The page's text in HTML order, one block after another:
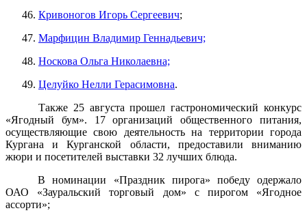
46. Кривоногов Игорь Сергеевич;
47. Марфицин Владимир Геннадьевич;
48. Носкова Ольга Николаевна;
49. Целуйко Нелли Герасимовна.
Также 25 августа прошел гастрономический конкурс
«Ягодный бум». 17 организаций общественного питания,
осуществляющие свою деятельность на территории города
Кургана и Курганской области, предоставили вниманию
жюри и посетителей выставки 32 лучших блюда.
В номинации «Праздник пирога» победу одержало
ОАО «Зауральский торговый дом» с пирогом «Ягодное
ассорти»;